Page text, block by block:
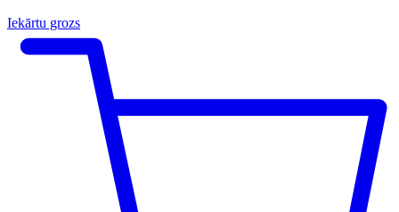
Iekārtu grozs